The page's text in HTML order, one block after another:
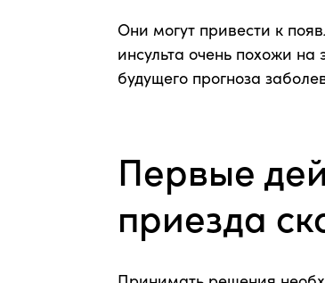
Они могут привести к
инсульта очень похожи
будущего прогноза
Первые
приезда